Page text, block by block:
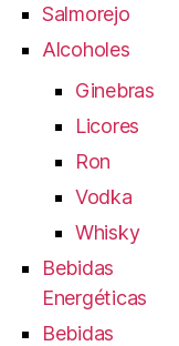
Salmorejo
Alcoholes
Ginebras
Licores
Ron
Vodka
Whisky
Bebidas
Energéticas
Bebidas